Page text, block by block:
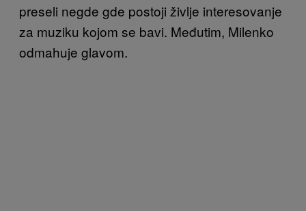
preseli negde gde postoji življe interesovanje
za muziku kojom se bavi. Međutim, Milenko
odmahuje glavom.